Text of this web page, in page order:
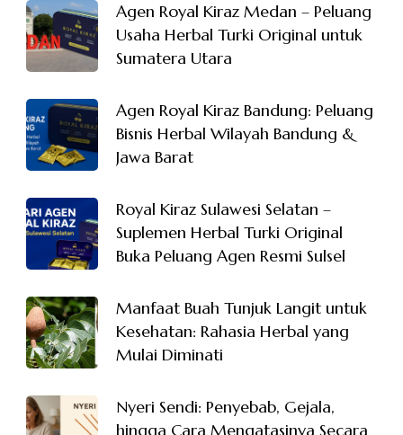
Agen Royal Kiraz Medan – Peluang
Usaha Herbal Turki Original untuk
Sumatera Utara
Agen Royal Kiraz Bandung: Peluang
Bisnis Herbal Wilayah Bandung &
Jawa Barat
Royal Kiraz Sulawesi Selatan –
Suplemen Herbal Turki Original
Buka Peluang Agen Resmi Sulsel
Manfaat Buah Tunjuk Langit untuk
Kesehatan: Rahasia Herbal yang
Mulai Diminati
Nyeri Sendi: Penyebab, Gejala,
hingga Cara Mengatasinya Secara